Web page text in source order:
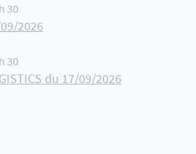
30
2026
30
du 17/09/2026